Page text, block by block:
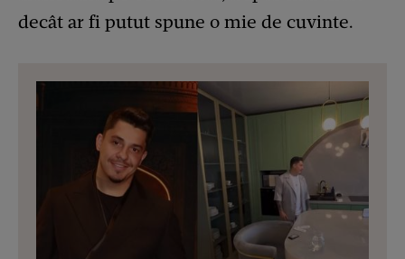
decât ar fi putut spune o mie de cuvinte.